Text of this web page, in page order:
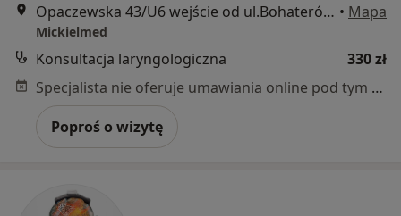
Opaczewska 43/U6 wejście od ul.Bohaterów Września, Warszawa • Mapa
Mickielmed
Konsultacja laryngologiczna
330 zł
Specjalista nie oferuje umawiania online pod tym adresem.
Poproś o wizytę